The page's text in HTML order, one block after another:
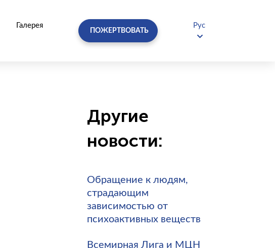
Галерея
ПОЖЕРТВОВАТЬ
Рус
Другие
новости:
Обращение к людям,
страдающим
зависимостью от
психоактивных веществ
Всемирная Лига и МЦН